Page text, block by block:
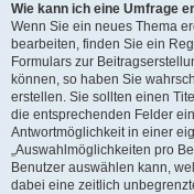
Wie kann ich eine Umfrage
Wenn Sie ein neues Thema
bearbeiten, finden Sie ein
Formulars zur
können, so haben Sie
erstellen. Sie sollten einen
die entsprechenden Felder
Antwortmöglichkeit in einer
„Auswahlmöglichkeiten pro
Benutzer auswählen kann,
dabei eine zeitlich